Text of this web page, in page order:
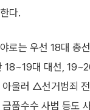
다.
로는 우선 18대 총
18~19대 대선,
아울러 △선거범죄
품수수 사범 등도